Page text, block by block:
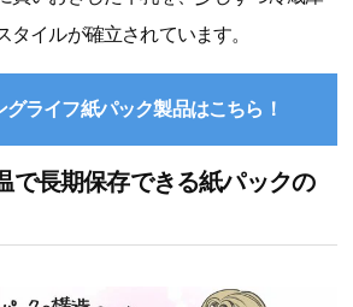
タイルが確立されています。
グライフ紙パック製品はこちら！
で長期保存できる紙パックの